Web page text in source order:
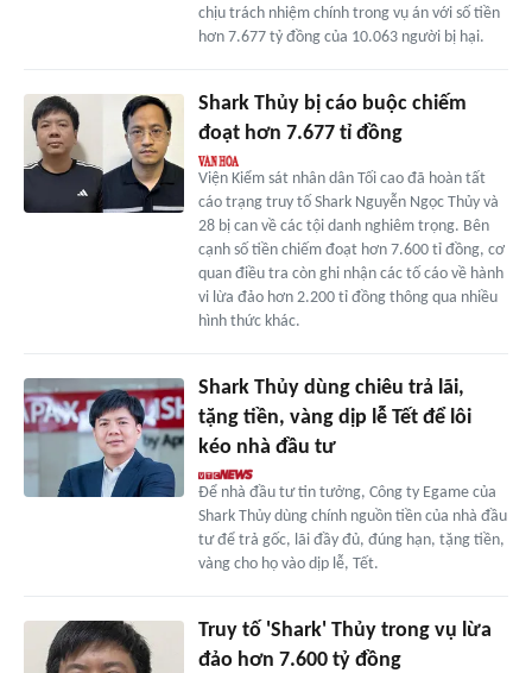
chịu trách nhiệm chính trong vụ án với số tiền
hơn 7.677 tỷ đồng của 10.063 người bị hại.
Shark Thủy bị cáo buộc chiếm
đoạt hơn 7.677 tỉ đồng
Viện Kiểm sát nhân dân Tối cao đã hoàn tất
cáo trạng truy tố Shark Nguyễn Ngọc Thủy và
28 bị can về các tội danh nghiêm trọng. Bên
cạnh số tiền chiếm đoạt hơn 7.600 tỉ đồng, cơ
quan điều tra còn ghi nhận các tố cáo về hành
vi lừa đảo hơn 2.200 tỉ đồng thông qua nhiều
hình thức khác.
Shark Thủy dùng chiêu trả lãi,
tặng tiền, vàng dịp lễ Tết để lôi
kéo nhà đầu tư
Để nhà đầu tư tin tưởng, Công ty Egame của
Shark Thủy dùng chính nguồn tiền của nhà đầu
tư để trả gốc, lãi đầy đủ, đúng hạn, tặng tiền,
vàng cho họ vào dịp lễ, Tết.
Truy tố 'Shark' Thủy trong vụ lừa
đảo hơn 7.600 tỷ đồng